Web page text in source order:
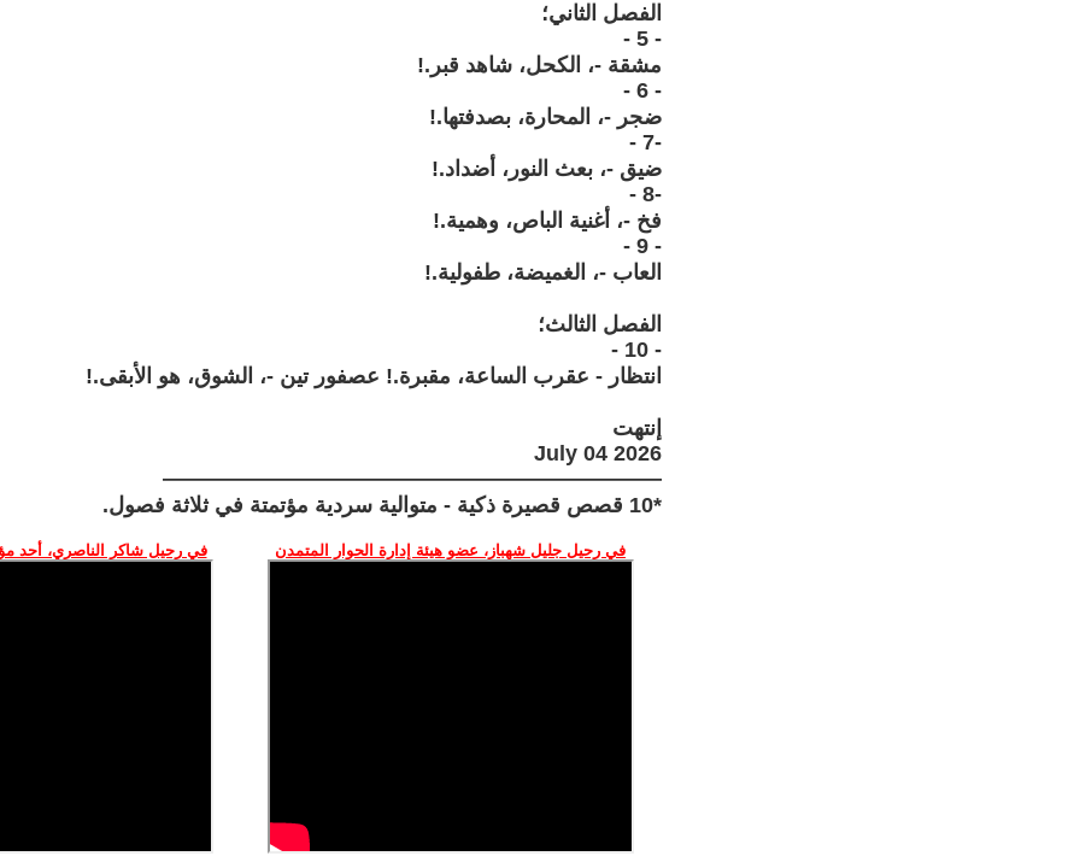
الفصل الثاني؛
- 5 -
مشقة -، الكحل، شاهد قبر.!
- 6 -
ضجر -، المحارة، بصدفتها.!
-7 -
ضيق -، بعث النور، أضداد.!
-8 -
فخ -، أغنية الباص، وهمية.!
- 9 -
العاب -، الغميضة، طفولية.!
الفصل الثالث؛
- 10 -
انتظار - عقرب الساعة، مقبرة.! عصفور تين -، الشوق، هو الأبقى.!
إنتهت
July 04 2026
———————————————————————
*10 قصص قصيرة ذكية - متوالية سردية مؤتمتة في ثلاثة فصول.
في رحيل جليل شهباز، عضو هيئة إدارة الحوار المتمدن في رحيل شاكر الناصري، أحد